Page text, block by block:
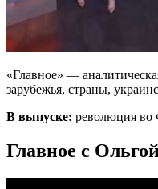
«Главное» —
зарубежья, страны,
В выпуске: революция во
Главное с